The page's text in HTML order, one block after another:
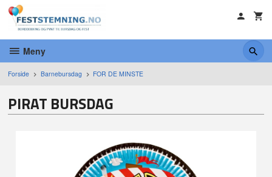
Gå
innholdet
Meny
Forside Barnebursdag FOR DE MINSTE
PIRAT BURSDAG